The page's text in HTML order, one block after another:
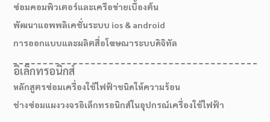
ซ่อมคอมพิวเตอร์และเครือข่ายเบื้องต้น
พัฒนาแอพพลิเคชั่นระบบ ios & android
การออกแบบและผลิตสื่อโฆษณาระบบดิจิทัล
อิเล็กทรอนิกส์
หลักสูตรซ่อมเครื่องใช้ไฟฟ้าชนิดให้ความร้อน
ช่างซ่อมแผงวงจรอิเล็กทรอนิกส์ในอุปกรณ์เครื่องใช้ไฟฟ้า